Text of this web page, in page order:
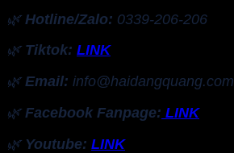
🌿 Hotline/Zalo: 0339-206-206
🌿 Tiktok: LINK
🌿 Email: info@haidangquang.com
🌿 Facebook Fanpage: LINK
🌿 Youtube: LINK